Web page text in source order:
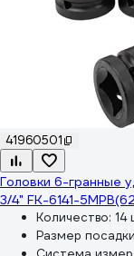
41960501
Головки 6-гранные
3/4" FK-6141-
Количество: 14
Размер